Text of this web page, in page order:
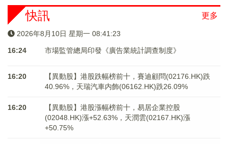
更多
快訊
2026年8月10日 星期一 08:41:23
16:24 市場監管總局印發《廣告業統計調查制度》
16:20
【異動股】港股跌幅榜前十，賽迪顧問(02176.HK)跌
40.96%，天瑞汽車内飾(06162.HK)跌26.09%
16:20
【異動股】港股漲幅榜前十，易居企業控股
(02048.HK)漲+52.63%，天潤雲(02167.HK)漲
+50.75%